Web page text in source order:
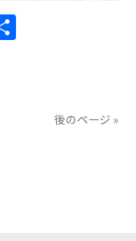
後のページ »